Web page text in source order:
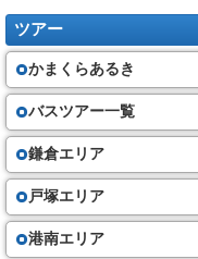
ツアー
かまくらあるき
バスツアー一覧
鎌倉エリア
戸塚エリア
港南エリア